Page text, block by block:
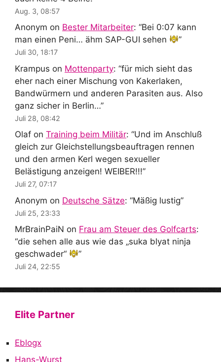
Aug. 3, 08:57
Anonym on Bester Mitarbeiter: “Bei 0:07 kann
man einen Peni… ähm SAP-GUI sehen
”
Juli 30, 18:17
Krampus on Mottenparty: “für mich sieht das
eher nach einer Mischung von Kakerlaken,
Bandwürmern und anderen Parasiten aus. Also
ganz sicher in Berlin…”
Juli 28, 08:42
Olaf on Training beim Militär: “Und im Anschluß
gleich zur Gleichstellungsbeauftragen rennen
und den armen Kerl wegen sexueller
Belästigung anzeigen! WEIBER!!!”
Juli 27, 07:17
Anonym on Deutsche Sätze: “Mäßig lustig”
Juli 25, 23:33
MrBrainPaiN on Frau am Steuer des Golfcarts:
“die sehen alle aus wie das „suka blyat ninja
geschwader“
”
Juli 24, 22:55
Elite Partner
Eblogx
Hans-Wurst